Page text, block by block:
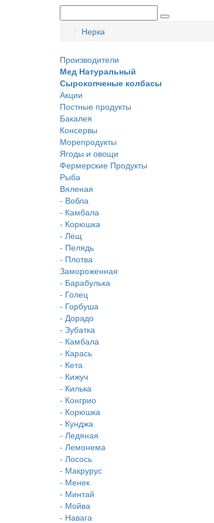
Нерка
Производители
Мед Натуральный
Сырокопченые колбасы
Акции
Постные продукты
Бакалея
Консервы
Морепродукты
Ягоды и овощи
Фермерские Продукты
Рыба
Вяленая
- Вобла
- Камбала
- Корюшка
- Лещ
- Пелядь
- Плотва
Замороженная
- Барабулька
- Голец
- Горбуша
- Дорадо
- Зубатка
- Камбала
- Карась
- Кета
- Кижуч
- Килька
- Конгрио
- Корюшка
- Кунджа
- Ледяная
- Лемонема
- Лосось
- Макрурус
- Менек
- Минтай
- Мойва
- Навага